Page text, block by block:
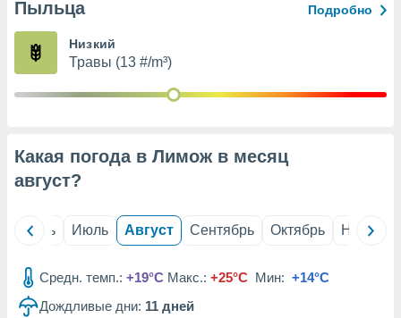
из
Пыльца Подробно
Низкий
Травы (13 #/m³)
Какая погода в Лимож в месяц
август?
Июнь Июль Август Сентябрь Октябрь Ноябрь
Средн. темп.: +19°C Макс.: +25°C Мин: +14°C
Дождливые дни: 11 дней